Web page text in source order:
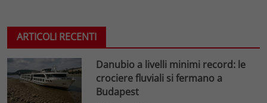
ARTICOLI RECENTI
Danubio a livelli minimi record: le
crociere fluviali si fermano a
Budapest